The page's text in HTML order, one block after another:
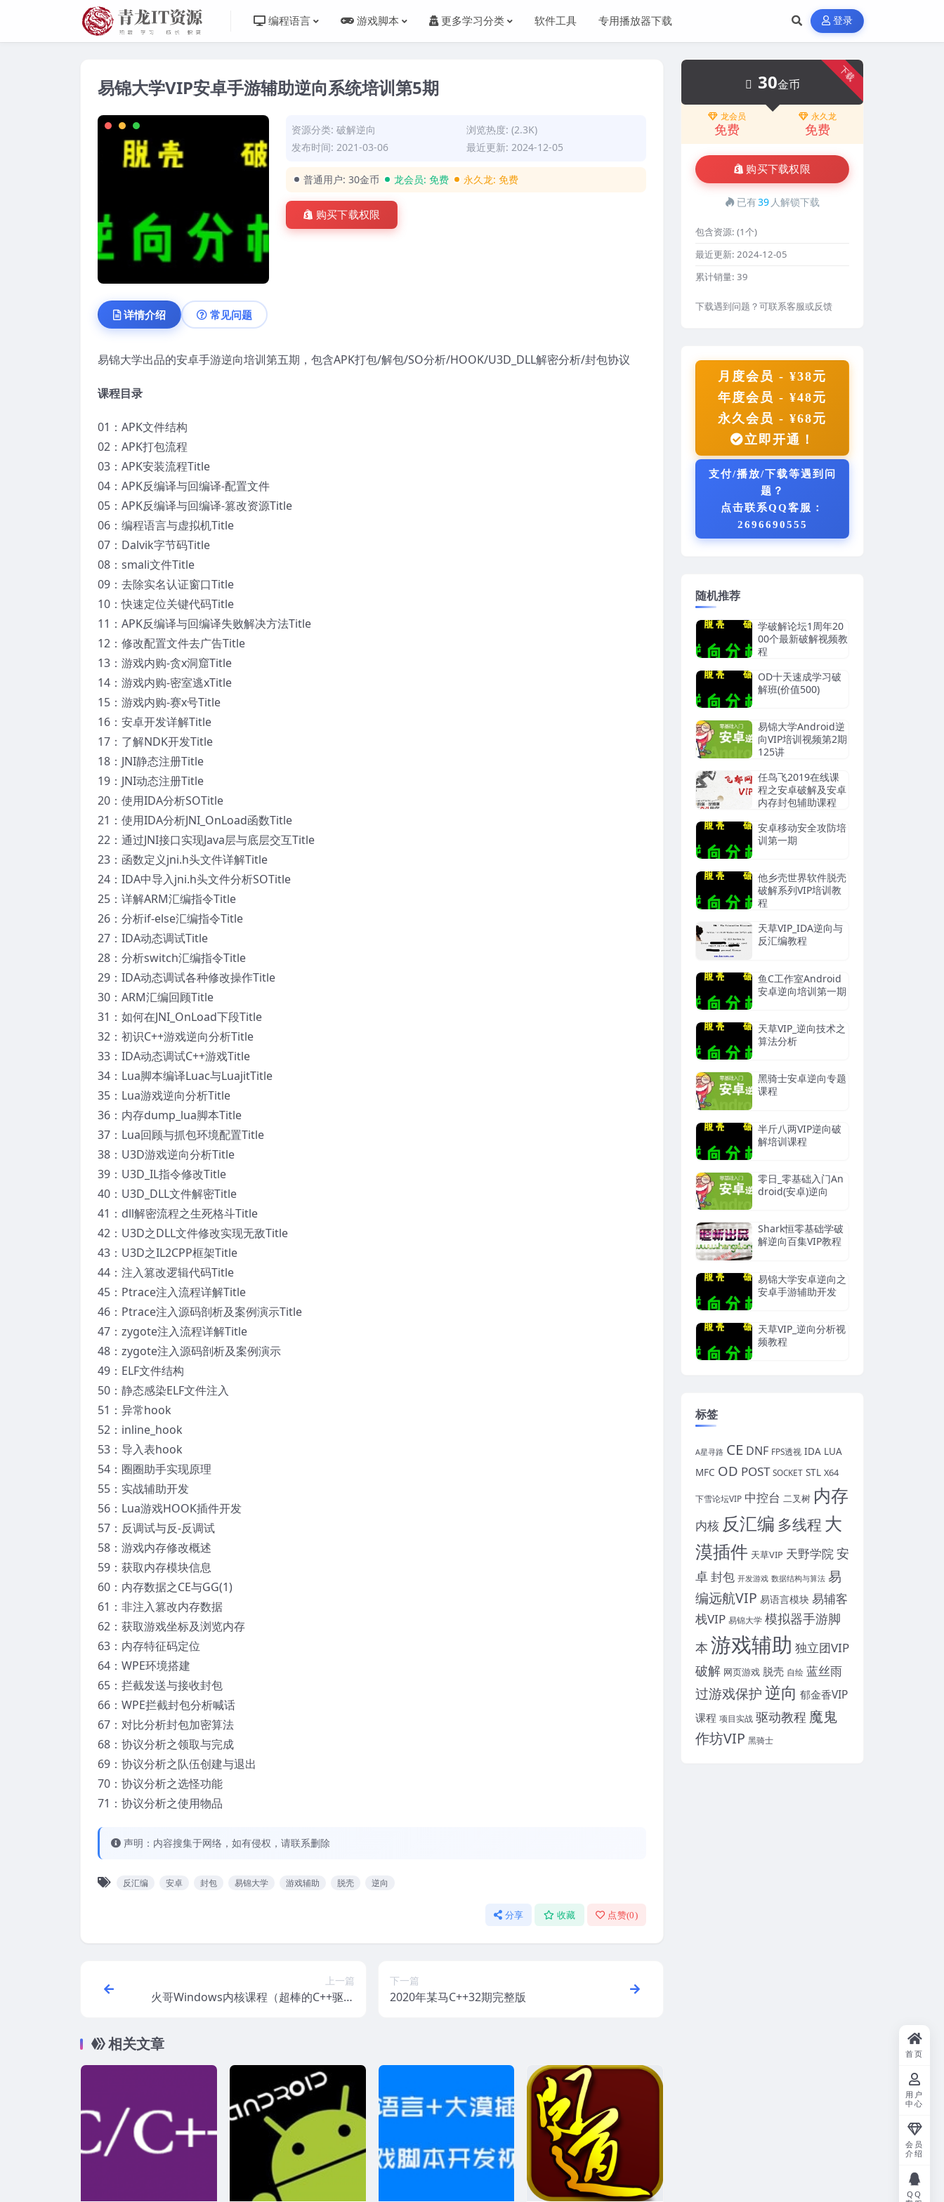
编程语言 游戏脚本 更多学习分类 软件工具 专用播放器下载 登录
易锦大学VIP安卓手游辅助逆向系统培训第5期
资源分类:破解逆向
浏览热度: (2.3K)
发布时间: 2021-03-06
最近更新: 2024-12-05
普通用户:30金币 龙会员:免费 永久龙:免费
购买下载权限
详情介绍 常见问题
易锦大学出品的安卓手游逆向培训第五期，包含APK打包/解包/SO分析/HOOK/U3D_DLL解密分析/封包协议
课程目录
01：APK文件结构
02：APK打包流程
03：APK安装流程Title
04：APK反编译与回编译-配置文件
05：APK反编译与回编译-篡改资源Title
06：编程语言与虚拟机Title
07：Dalvik字节码Title
08：smali文件Title
09：去除实名认证窗口Title
10：快速定位关键代码Title
11：APK反编译与回编译失败解决方法Title
12：修改配置文件去广告Title
13：游戏内购-贪x洞窟Title
14：游戏内购-密室逃xTitle
15：游戏内购-赛x号Title
16：安卓开发详解Title
17：了解NDK开发Title
18：JNI静态注册Title
19：JNI动态注册Title
20：使用IDA分析SOTitle
21：使用IDA分析JNI_OnLoad函数Title
22：通过JNI接口实现Java层与底层交互Title
23：函数定义jni.h头文件详解Title
24：IDA中导入jni.h头文件分析SOTitle
25：详解ARM汇编指令Title
26：分析if-else汇编指令Title
27：IDA动态调试Title
28：分析switch汇编指令Title
29：IDA动态调试各种修改操作Title
30：ARM汇编回顾Title
31：如何在JNI_OnLoad下段Title
32：初识C++游戏逆向分析Title
33：IDA动态调试C++游戏Title
34：Lua脚本编译Luac与LuajitTitle
35：Lua游戏逆向分析Title
36：内存dump_lua脚本Title
37：Lua回顾与抓包环境配置Title
38：U3D游戏逆向分析Title
39：U3D_IL指令修改Title
40：U3D_DLL文件解密Title
41：dll解密流程之生死格斗Title
42：U3D之DLL文件修改实现无敌Title
43：U3D之IL2CPP框架Title
44：注入篡改逻辑代码Title
45：Ptrace注入流程详解Title
46：Ptrace注入源码剖析及案例演示Title
47：zygote注入流程详解Title
48：zygote注入源码剖析及案例演示
49：ELF文件结构
50：静态感染ELF文件注入
51：异常hook
52：inline_hook
53：导入表hook
54：圈圈助手实现原理
55：实战辅助开发
56：Lua游戏HOOK插件开发
57：反调试与反-反调试
58：游戏内存修改概述
59：获取内存模块信息
60：内存数据之CE与GG(1)
61：非注入篡改内存数据
62：获取游戏坐标及浏览内存
63：内存特征码定位
64：WPE环境搭建
65：拦截发送与接收封包
66：WPE拦截封包分析喊话
67：对比分析封包加密算法
68：协议分析之领取与完成
69：协议分析之队伍创建与退出
70：协议分析之选怪功能
71：协议分析之使用物品
声明：内容搜集于网络，如有侵权，请联系删除
反汇编 安卓 封包 易锦大学 游戏辅助 脱壳 逆向
分享 收藏 点赞(0)
上一篇
火哥Windows内核课程（超棒的C++驱动
下一篇
2020年某马C++32期完整版
相关文章
下载
30金币
龙会员
免费
永久龙
免费
购买下载权限
已有39 人解锁下载
包含资源: (1个)
最近更新: 2024-12-05
累计销量: 39
下载遇到问题？可联系客服或反馈
月度会员 - ¥38元
年度会员 - ¥48元
永久会员 - ¥68元
立即开通！
支付/播放/下载等遇到问
题？
点击联系QQ客服：
2696690555
随机推荐
学破解论坛1周年20
00个最新破解视频教
程
OD十天速成学习破
解班(价值500)
易锦大学Android逆
向VIP培训视频第2期
125讲
任鸟飞2019在线课
程之安卓破解及安卓
内存封包辅助课程
安卓移动安全攻防培
训第一期
他乡壳世界软件脱壳
破解系列VIP培训教
程
天草VIP_IDA逆向与
反汇编教程
鱼C工作室Android
安卓逆向培训第一期
天草VIP_逆向技术之
算法分析
黑骑士安卓逆向专题
课程
半斤八两VIP逆向破
解培训课程
零日_零基础入门An
droid(安卓)逆向
Shark恒零基础学破
解逆向百集VIP教程
易锦大学安卓逆向之
安卓手游辅助开发
天草VIP_逆向分析视
频教程
标签
A星寻路 CE DNF FPS透视 IDA LUA
MFC OD POST SOCKET STL X64
下雪论坛VIP 中控台 二叉树 内存
内核 反汇编 多线程 大
漠插件 天草VIP 天野学院安
卓封包 开发游戏 数据结构与算法 易
编远航VIP 易语言模块 易辅客
栈VIP 易锦大学 模拟器手游脚
本 游戏辅助 独立团VIP
破解 网页游戏 脱壳 自绘 蓝丝雨
过游戏保护逆向 郁金香VIP
课程 项目实战 驱动教程 魔鬼
作坊VIP 黑骑士
首页
用户
中心
会员
介绍
QQ